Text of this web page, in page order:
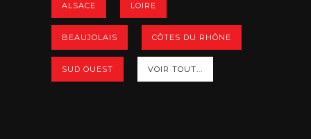
ALSACE LOIRE
BEAUJOLAIS CÔTES DU RHÔNE
SUD OUEST VOIR TOUT...